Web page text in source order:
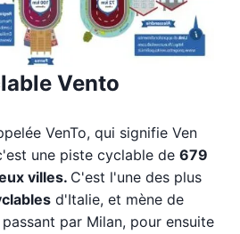
Vento
VenTo, qui signifie Ven
une piste cyclable de 679
villes. C'est l'une des plus
d'Italie, et mène de
par Milan, pour ensuite